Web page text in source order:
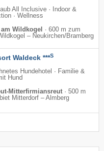
All Inclusive · Indoor &
· Wellness
Wildkogel
· 600 m zum
– Neukirchen/​Bramberg
Waldeck ***S
Hundehotel · Familie &
Hund
Mitterfirmiansreut · 500 m
Mitterdorf – Almberg